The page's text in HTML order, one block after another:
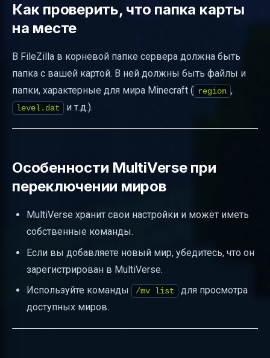
Как проверить, что папка карты
на месте
В FileZilla в корневой папке сервера должна быть
папка с вашей картой. В ней должны быть файлы и
папки, характерные для мира Minecraft ( region ,
level.dat и т.д.).
Особенности MultiVerse при
переключении миров
MultiVerse хранит свои настройки и может иметь
собственные команды.
Если вы добавляете новый мир, убедитесь, что он
зарегистрирован в MultiVerse.
Используйте команды
/mv list
для просмотра
доступных миров.